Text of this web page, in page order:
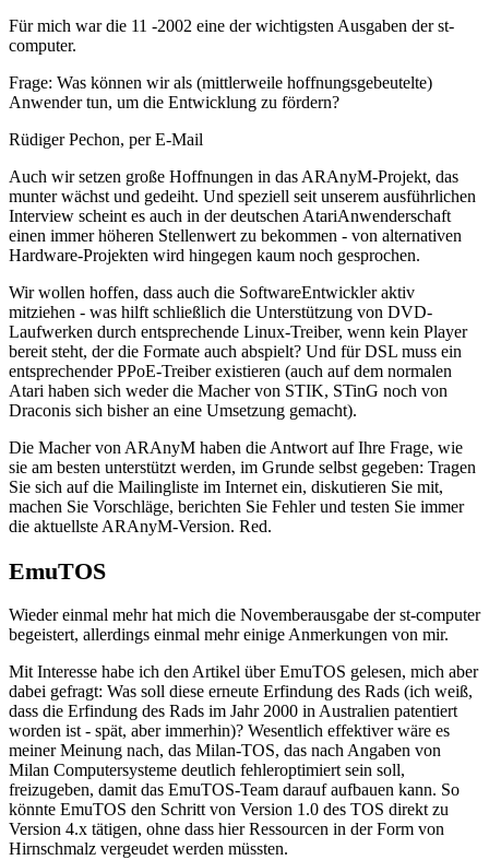
Für mich war die 11 -2002 eine der wichtigsten Ausgaben der st-
computer.
Frage: Was können wir als (mittlerweile hoffnungsgebeutelte)
Anwender tun, um die Entwicklung zu fördern?
Rüdiger Pechon, per E-Mail
Auch wir setzen große Hoffnungen in das ARAnyM-Projekt, das
munter wächst und gedeiht. Und speziell seit unserem ausführlichen
Interview scheint es auch in der deutschen AtariAnwenderschaft
einen immer höheren Stellenwert zu bekommen - von alternativen
Hardware-Projekten wird hingegen kaum noch gesprochen.
Wir wollen hoffen, dass auch die SoftwareEntwickler aktiv
mitziehen - was hilft schließlich die Unterstützung von DVD-
Laufwerken durch entsprechende Linux-Treiber, wenn kein Player
bereit steht, der die Formate auch abspielt? Und für DSL muss ein
entsprechender PPoE-Treiber existieren (auch auf dem normalen
Atari haben sich weder die Macher von STIK, STinG noch von
Draconis sich bisher an eine Umsetzung gemacht).
Die Macher von ARAnyM haben die Antwort auf Ihre Frage, wie
sie am besten unterstützt werden, im Grunde selbst gegeben: Tragen
Sie sich auf die Mailingliste im Internet ein, diskutieren Sie mit,
machen Sie Vorschläge, berichten Sie Fehler und testen Sie immer
die aktuellste ARAnyM-Version. Red.
EmuTOS
Wieder einmal mehr hat mich die Novemberausgabe der st-computer
begeistert, allerdings einmal mehr einige Anmerkungen von mir.
Mit Interesse habe ich den Artikel über EmuTOS gelesen, mich aber
dabei gefragt: Was soll diese erneute Erfindung des Rads (ich weiß,
dass die Erfindung des Rads im Jahr 2000 in Australien patentiert
worden ist - spät, aber immerhin)? Wesentlich effektiver wäre es
meiner Meinung nach, das Milan-TOS, das nach Angaben von
Milan Computersysteme deutlich fehleroptimiert sein soll,
freizugeben, damit das EmuTOS-Team darauf aufbauen kann. So
könnte EmuTOS den Schritt von Version 1.0 des TOS direkt zu
Version 4.x tätigen, ohne dass hier Ressourcen in der Form von
Hirnschmalz vergeudet werden müssten.